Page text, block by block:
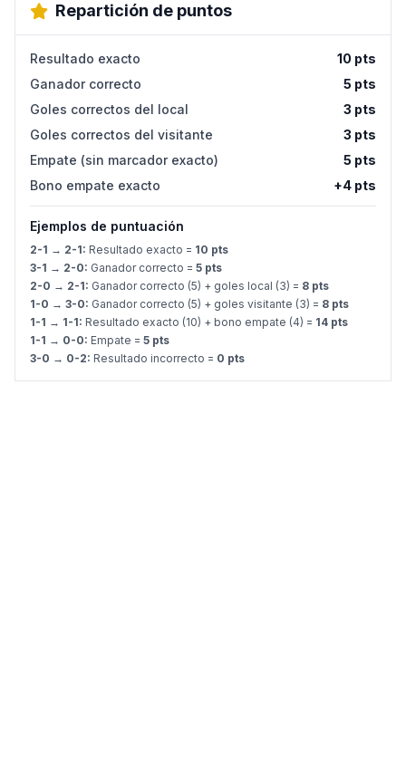
Repartición de puntos
Resultado exacto
10 pts
Ganador correcto
5 pts
Goles correctos del local
3 pts
Goles correctos del visitante
3 pts
Empate (sin marcador exacto)
5 pts
Bono empate exacto
+4 pts
Ejemplos de puntuación
2-1 → 2-1: Resultado exacto = 10 pts
3-1 → 2-0: Ganador correcto = 5 pts
2-0 → 2-1: Ganador correcto (5) + goles local (3) = 8 pts
1-0 → 3-0: Ganador correcto (5) + goles visitante (3) = 8 pts
1-1 → 1-1: Resultado exacto (10) + bono empate (4) = 14 pts
1-1 → 0-0: Empate = 5 pts
3-0 → 0-2: Resultado incorrecto = 0 pts